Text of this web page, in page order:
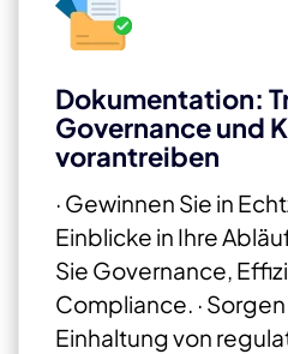
Dokumentation:
Governance und
vorantreiben
· Gewinnen Sie in
Einblicke in Ihre
Sie Governance,
Compliance. ·
Einhaltung von